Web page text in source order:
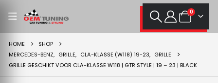
0
HOME
SHOP
MERCEDES-BENZ, GRILLE, CLA-KLASSE (W118) 19-23, GRILLE
GRILLE GESCHIKT VOOR CLA-KLASSE W118 | GTR STYLE | 19 – 23 | BLACK